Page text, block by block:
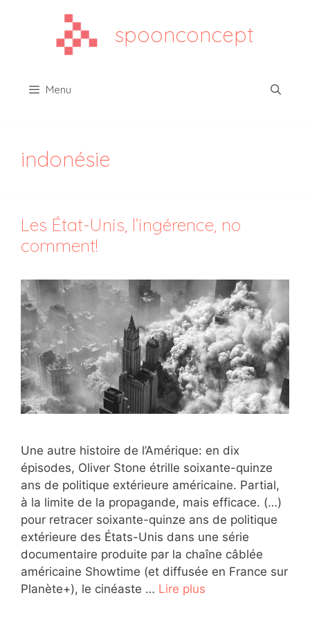
spoonconcept
Menu
indonésie
Les État-Unis, l’ingérence, no
comment!
Une autre histoire de l’Amérique: en dix
épisodes, Oliver Stone étrille soixante-quinze
ans de politique extérieure américaine. Partial,
à la limite de la propagande, mais efficace. (…)
pour retracer soixante-quinze ans de politique
extérieure des États-Unis dans une série
documentaire produite par la chaîne câblée
américaine Showtime (et diffusée en France sur
Planète+), le cinéaste … Lire plus